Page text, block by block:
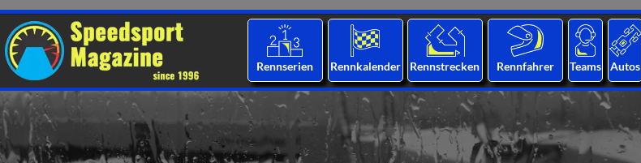
Rennserien Rennkalender Rennstrecken Rennfahrer Teams Autos